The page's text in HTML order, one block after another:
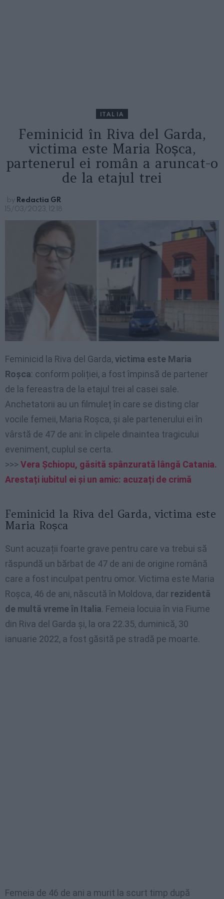
ITALIA
Feminicid în Riva del Garda,
victima este Maria Roșca,
partenerul ei român a aruncat-o
de la etajul trei
by Redactia GR
15/03/2023, 12:18
Feminicid la Riva del Garda,victima este Maria
Roșca: conform poliției, a fost împinsă de partener
de la fereastra de la etajul trei al casei sale.
Anchetatorii au un filmuleț în care se disting clar
vocile femeii, Maria Roșca, și ale partenerului ei în
vârstă de 47 de ani: în clipele dinaintea tragicului
eveniment, cuplul se certa.
>>> Vera Șchiopu, găsită spânzurată lângă Catania.
Arestați iubitul ei și un amic: acuzați de crimă
Feminicid la Riva del Garda, victima este
Maria Roșca
Sunt acuzații foarte grave pentru care va trebui să
răspundă un bărbat de 47 de ani de origine română
care a fost inculpat pentru omor. Victima este Maria
Roșca, 46 de ani, născută în Moldova, dar rezidentă
de multă vreme în Italia. Femeia locuia în via Fiume
din Riva del Garda și, la ora 22.35, duminică, 30
ianuarie 2022, a fost găsită pe stradă pe moarte.
Femeia de 46 de ani a murit la scurt timp după